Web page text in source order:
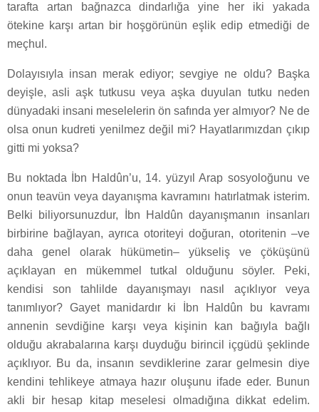
tarafta artan bağnazca dindarlığa yine her iki yakada
ötekine karşı artan bir hoşgörünün eşlik edip etmediği de
meçhul.
Dolayısıyla insan merak ediyor; sevgiye ne oldu? Başka
deyişle, asli aşk tutkusu veya aşka duyulan tutku neden
dünyadaki insani meselelerin ön safında yer almıyor? Ne de
olsa onun kudreti yenilmez değil mi? Hayatlarımızdan çıkıp
gitti mi yoksa?
Bu noktada İbn Haldûn’u, 14. yüzyıl Arap sosyoloğunu ve
onun teavün veya dayanışma kavramını hatırlatmak isterim.
Belki biliyorsunuzdur, İbn Haldûn dayanışmanın insanları
birbirine bağlayan, ayrıca otoriteyi doğuran, otoritenin –ve
daha genel olarak hükümetin– yükseliş ve çöküşünü
açıklayan en mükemmel tutkal olduğunu söyler. Peki,
kendisi son tahlilde dayanışmayı nasıl açıklıyor veya
tanımlıyor? Gayet manidardır ki İbn Haldûn bu kavramı
annenin sevdiğine karşı veya kişinin kan bağıyla bağlı
olduğu akrabalarına karşı duyduğu birincil içgüdü şeklinde
açıklıyor. Bu da, insanın sevdiklerine zarar gelmesin diye
kendini tehlikeye atmaya hazır oluşunu ifade eder. Bunun
akli bir hesap kitap meselesi olmadığına dikkat edelim.